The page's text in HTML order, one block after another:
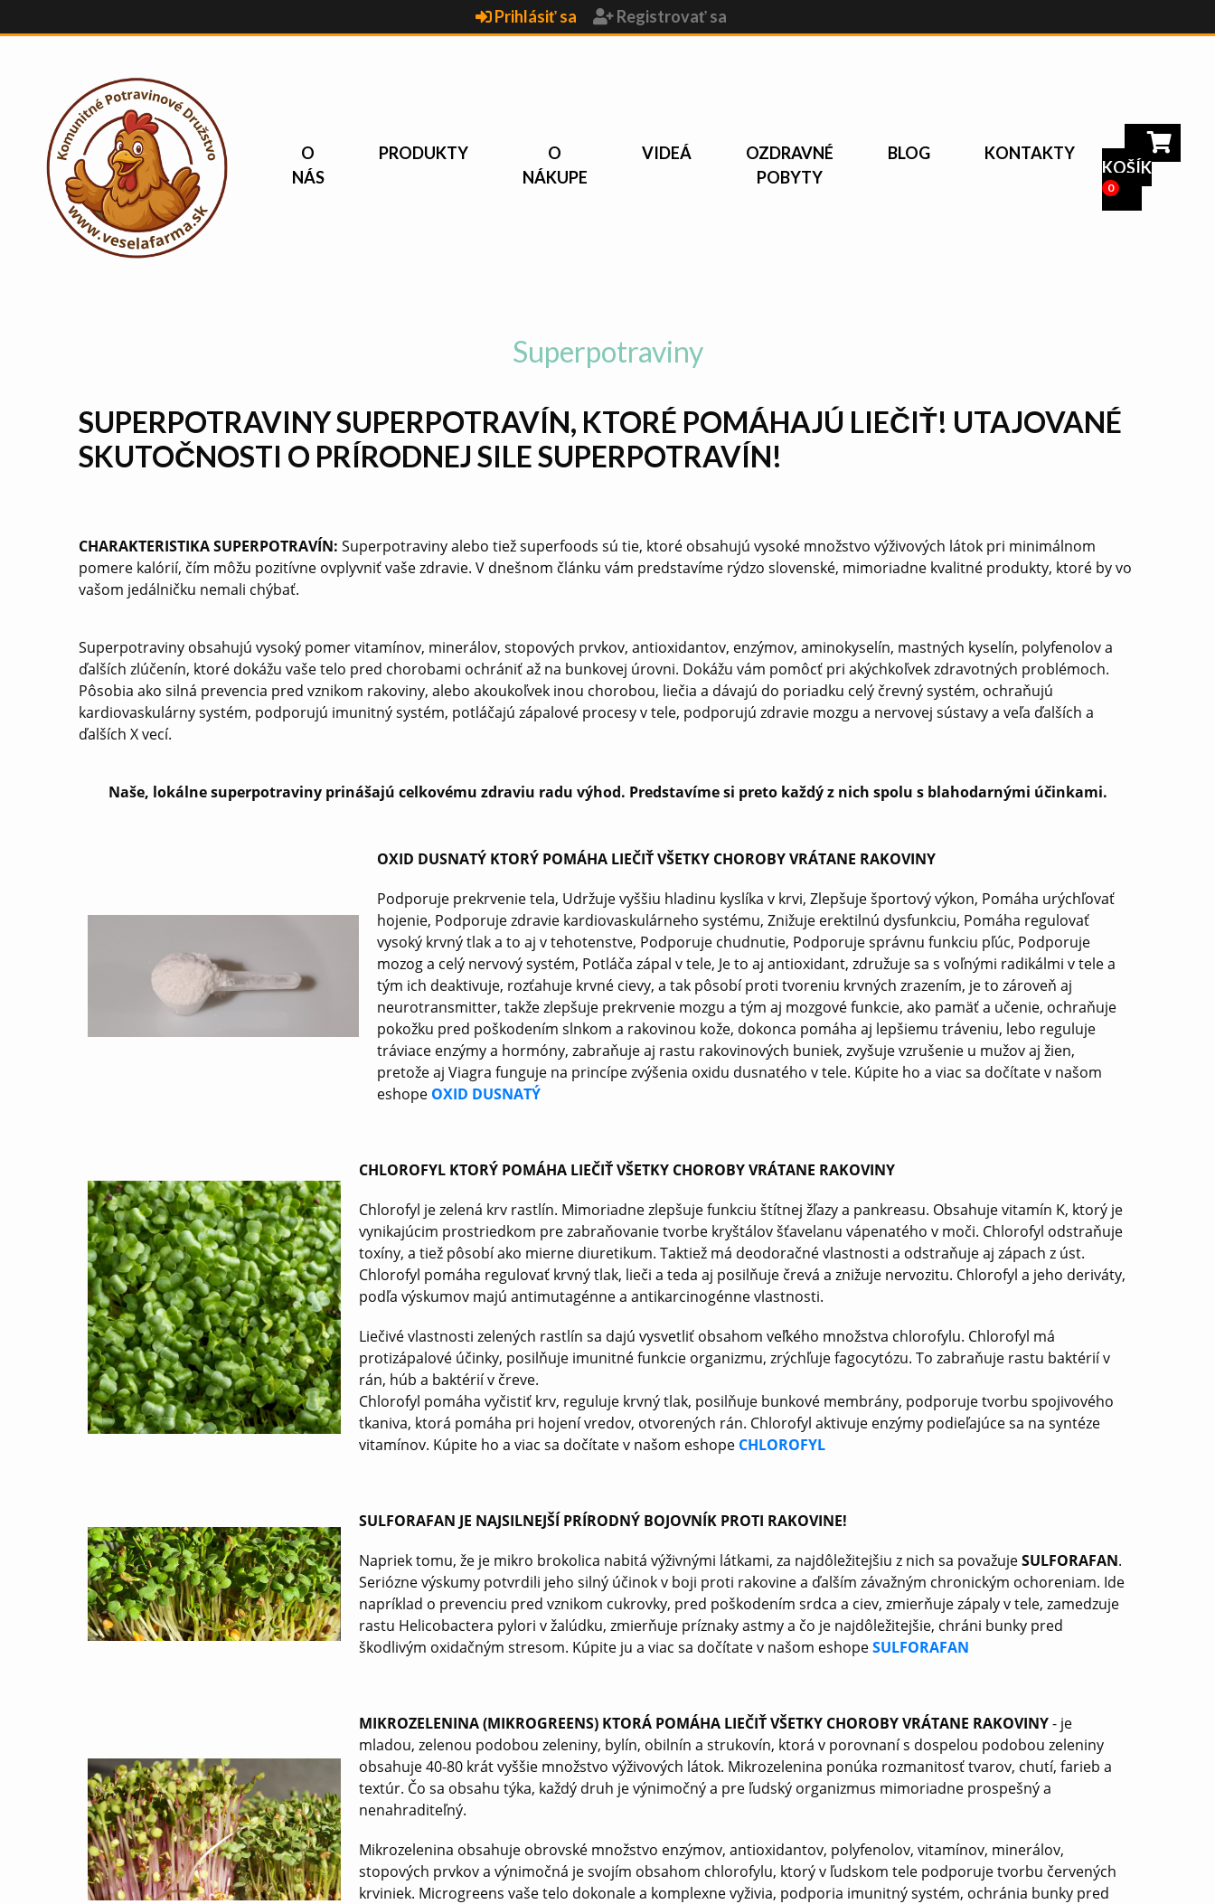
Prihlásiť sa Registrovať sa
KOŠÍK
0
O
NÁS
PRODUKTY
O
NÁKUPE
VIDEÁ
OZDRAVNÉ
POBYTY
BLOG KONTAKTY
Superpotraviny
SUPERPOTRAVINY SUPERPOTRAVÍN, KTORÉ POMÁHAJÚ LIEČIŤ! UTAJOVANÉ
SKUTOČNOSTI O PRÍRODNEJ SILE SUPERPOTRAVÍN!
CHARAKTERISTIKA SUPERPOTRAVÍN: Superpotraviny alebo tiež superfoods sú tie, ktoré obsahujú vysoké množstvo výživových látok pri minimálnom
pomere kalórií, čím môžu pozitívne ovplyvniť vaše zdravie. V dnešnom článku vám predstavíme rýdzo slovenské, mimoriadne kvalitné produkty, ktoré by vo
vašom jedálničku nemali chýbať.
Superpotraviny obsahujú vysoký pomer vitamínov, minerálov, stopových prvkov, antioxidantov, enzýmov, aminokyselín, mastných kyselín, polyfenolov a
ďalších zlúčenín, ktoré dokážu vaše telo pred chorobami ochrániť až na bunkovej úrovni. Dokážu vám pomôcť pri akýchkoľvek zdravotných problémoch.
Pôsobia ako silná prevencia pred vznikom rakoviny, alebo akoukoľvek inou chorobou, liečia a dávajú do poriadku celý črevný systém, ochraňujú
kardiovaskulárny systém, podporujú imunitný systém, potláčajú zápalové procesy v tele, podporujú zdravie mozgu a nervovej sústavy a veľa ďalších a
ďalších X vecí.
Naše, lokálne superpotraviny prinášajú celkovému zdraviu radu výhod. Predstavíme si preto každý z nich spolu s blahodarnými účinkami.
OXID DUSNATÝ KTORÝ POMÁHA LIEČIŤ VŠETKY CHOROBY VRÁTANE RAKOVINY
Podporuje prekrvenie tela, Udržuje vyššiu hladinu kyslíka v krvi, Zlepšuje športový výkon, Pomáha urýchľovať
hojenie, Podporuje zdravie kardiovaskulárneho systému, Znižuje erektilnú dysfunkciu, Pomáha regulovať
vysoký krvný tlak a to aj v tehotenstve, Podporuje chudnutie, Podporuje správnu funkciu pľúc, Podporuje
mozog a celý nervový systém, Potláča zápal v tele, Je to aj antioxidant, združuje sa s voľnými radikálmi v tele a
tým ich deaktivuje, rozťahuje krvné cievy, a tak pôsobí proti tvoreniu krvných zrazením, je to zároveň aj
neurotransmitter, takže zlepšuje prekrvenie mozgu a tým aj mozgové funkcie, ako pamäť a učenie, ochraňuje
pokožku pred poškodením slnkom a rakovinou kože, dokonca pomáha aj lepšiemu tráveniu, lebo reguluje
tráviace enzýmy a hormóny, zabraňuje aj rastu rakovinových buniek, zvyšuje vzrušenie u mužov aj žien,
pretože aj Viagra funguje na princípe zvýšenia oxidu dusnatého v tele. Kúpite ho a viac sa dočítate v našom
eshope OXID DUSNATÝ
CHLOROFYL KTORÝ POMÁHA LIEČIŤ VŠETKY CHOROBY VRÁTANE RAKOVINY
Chlorofyl je zelená krv rastlín. Mimoriadne zlepšuje funkciu štítnej žľazy a pankreasu. Obsahuje vitamín K, ktorý je
vynikajúcim prostriedkom pre zabraňovanie tvorbe kryštálov šťavelanu vápenatého v moči. Chlorofyl odstraňuje
toxíny, a tiež pôsobí ako mierne diuretikum. Taktiež má deodoračné vlastnosti a odstraňuje aj zápach z úst.
Chlorofyl pomáha regulovať krvný tlak, lieči a teda aj posilňuje črevá a znižuje nervozitu. Chlorofyl a jeho deriváty,
podľa výskumov majú antimutagénne a antikarcinogénne vlastnosti.
Liečivé vlastnosti zelených rastlín sa dajú vysvetliť obsahom veľkého množstva chlorofylu. Chlorofyl má
protizápalové účinky, posilňuje imunitné funkcie organizmu, zrýchľuje fagocytózu. To zabraňuje rastu baktérií v
rán, húb a baktérií v čreve.
Chlorofyl pomáha vyčistiť krv, reguluje krvný tlak, posilňuje bunkové membrány, podporuje tvorbu spojivového
tkaniva, ktorá pomáha pri hojení vredov, otvorených rán. Chlorofyl aktivuje enzýmy podieľajúce sa na syntéze
vitamínov. Kúpite ho a viac sa dočítate v našom eshope CHLOROFYL
SULFORAFAN JE NAJSILNEJŠÍ PRÍRODNÝ BOJOVNÍK PROTI RAKOVINE!
Napriek tomu, že je mikro brokolica nabitá výživnými látkami, za najdôležitejšiu z nich sa považujeSULFORAFAN.
Seriózne výskumy potvrdili jeho silný účinok v boji proti rakovine a ďalším závažným chronickým ochoreniam. Ide
napríklad o prevenciu pred vznikom cukrovky, pred poškodením srdca a ciev, zmierňuje zápaly v tele, zamedzuje
rastu Helicobactera pylori v žalúdku, zmierňuje príznaky astmy a čo je najdôležitejšie, chráni bunky pred
škodlivým oxidačným stresom. Kúpite ju a viac sa dočítate v našom eshopeSULFORAFAN
MIKROZELENINA (MIKROGREENS) KTORÁ POMÁHA LIEČIŤ VŠETKY CHOROBY VRÁTANE RAKOVINY- je
mladou, zelenou podobou zeleniny, bylín, obilnín a strukovín, ktorá v porovnaní s dospelou podobou zeleniny
obsahuje 40-80 krát vyššie množstvo výživových látok. Mikrozelenina ponúka rozmanitosť tvarov, chutí, farieb a
textúr. Čo sa obsahu týka, každý druh je výnimočný a pre ľudský organizmus mimoriadne prospešný a
nenahraditeľný.
Mikrozelenina obsahuje obrovské množstvo enzýmov, antioxidantov, polyfenolov, vitamínov, minerálov,
stopových prvkov a výnimočná je svojím obsahom chlorofylu, ktorý v ľudskom tele podporuje tvorbu červených
krviniek. Microgreens vaše telo dokonale a komplexne vyživia, podporia imunitný systém, ochránia bunky pred